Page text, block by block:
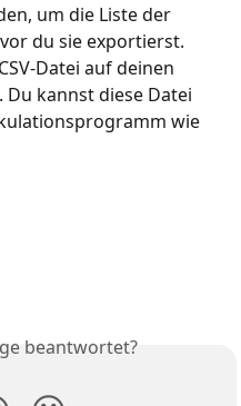
um die Liste der
du sie exportierst.
Datei auf deinen
kannst diese Datei
wie
beantwortet?